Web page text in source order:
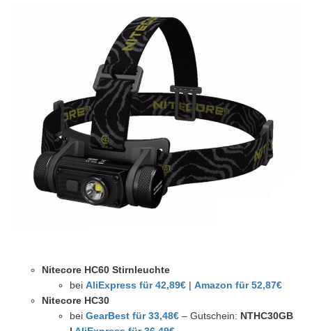
Nitecore HC60 Stirnleuchte
bei AliExpress für 42,89€ | Amazon für 52,87€
Nitecore HC30
bei GearBest für 33,48€ – Gutschein: NTHC30GB